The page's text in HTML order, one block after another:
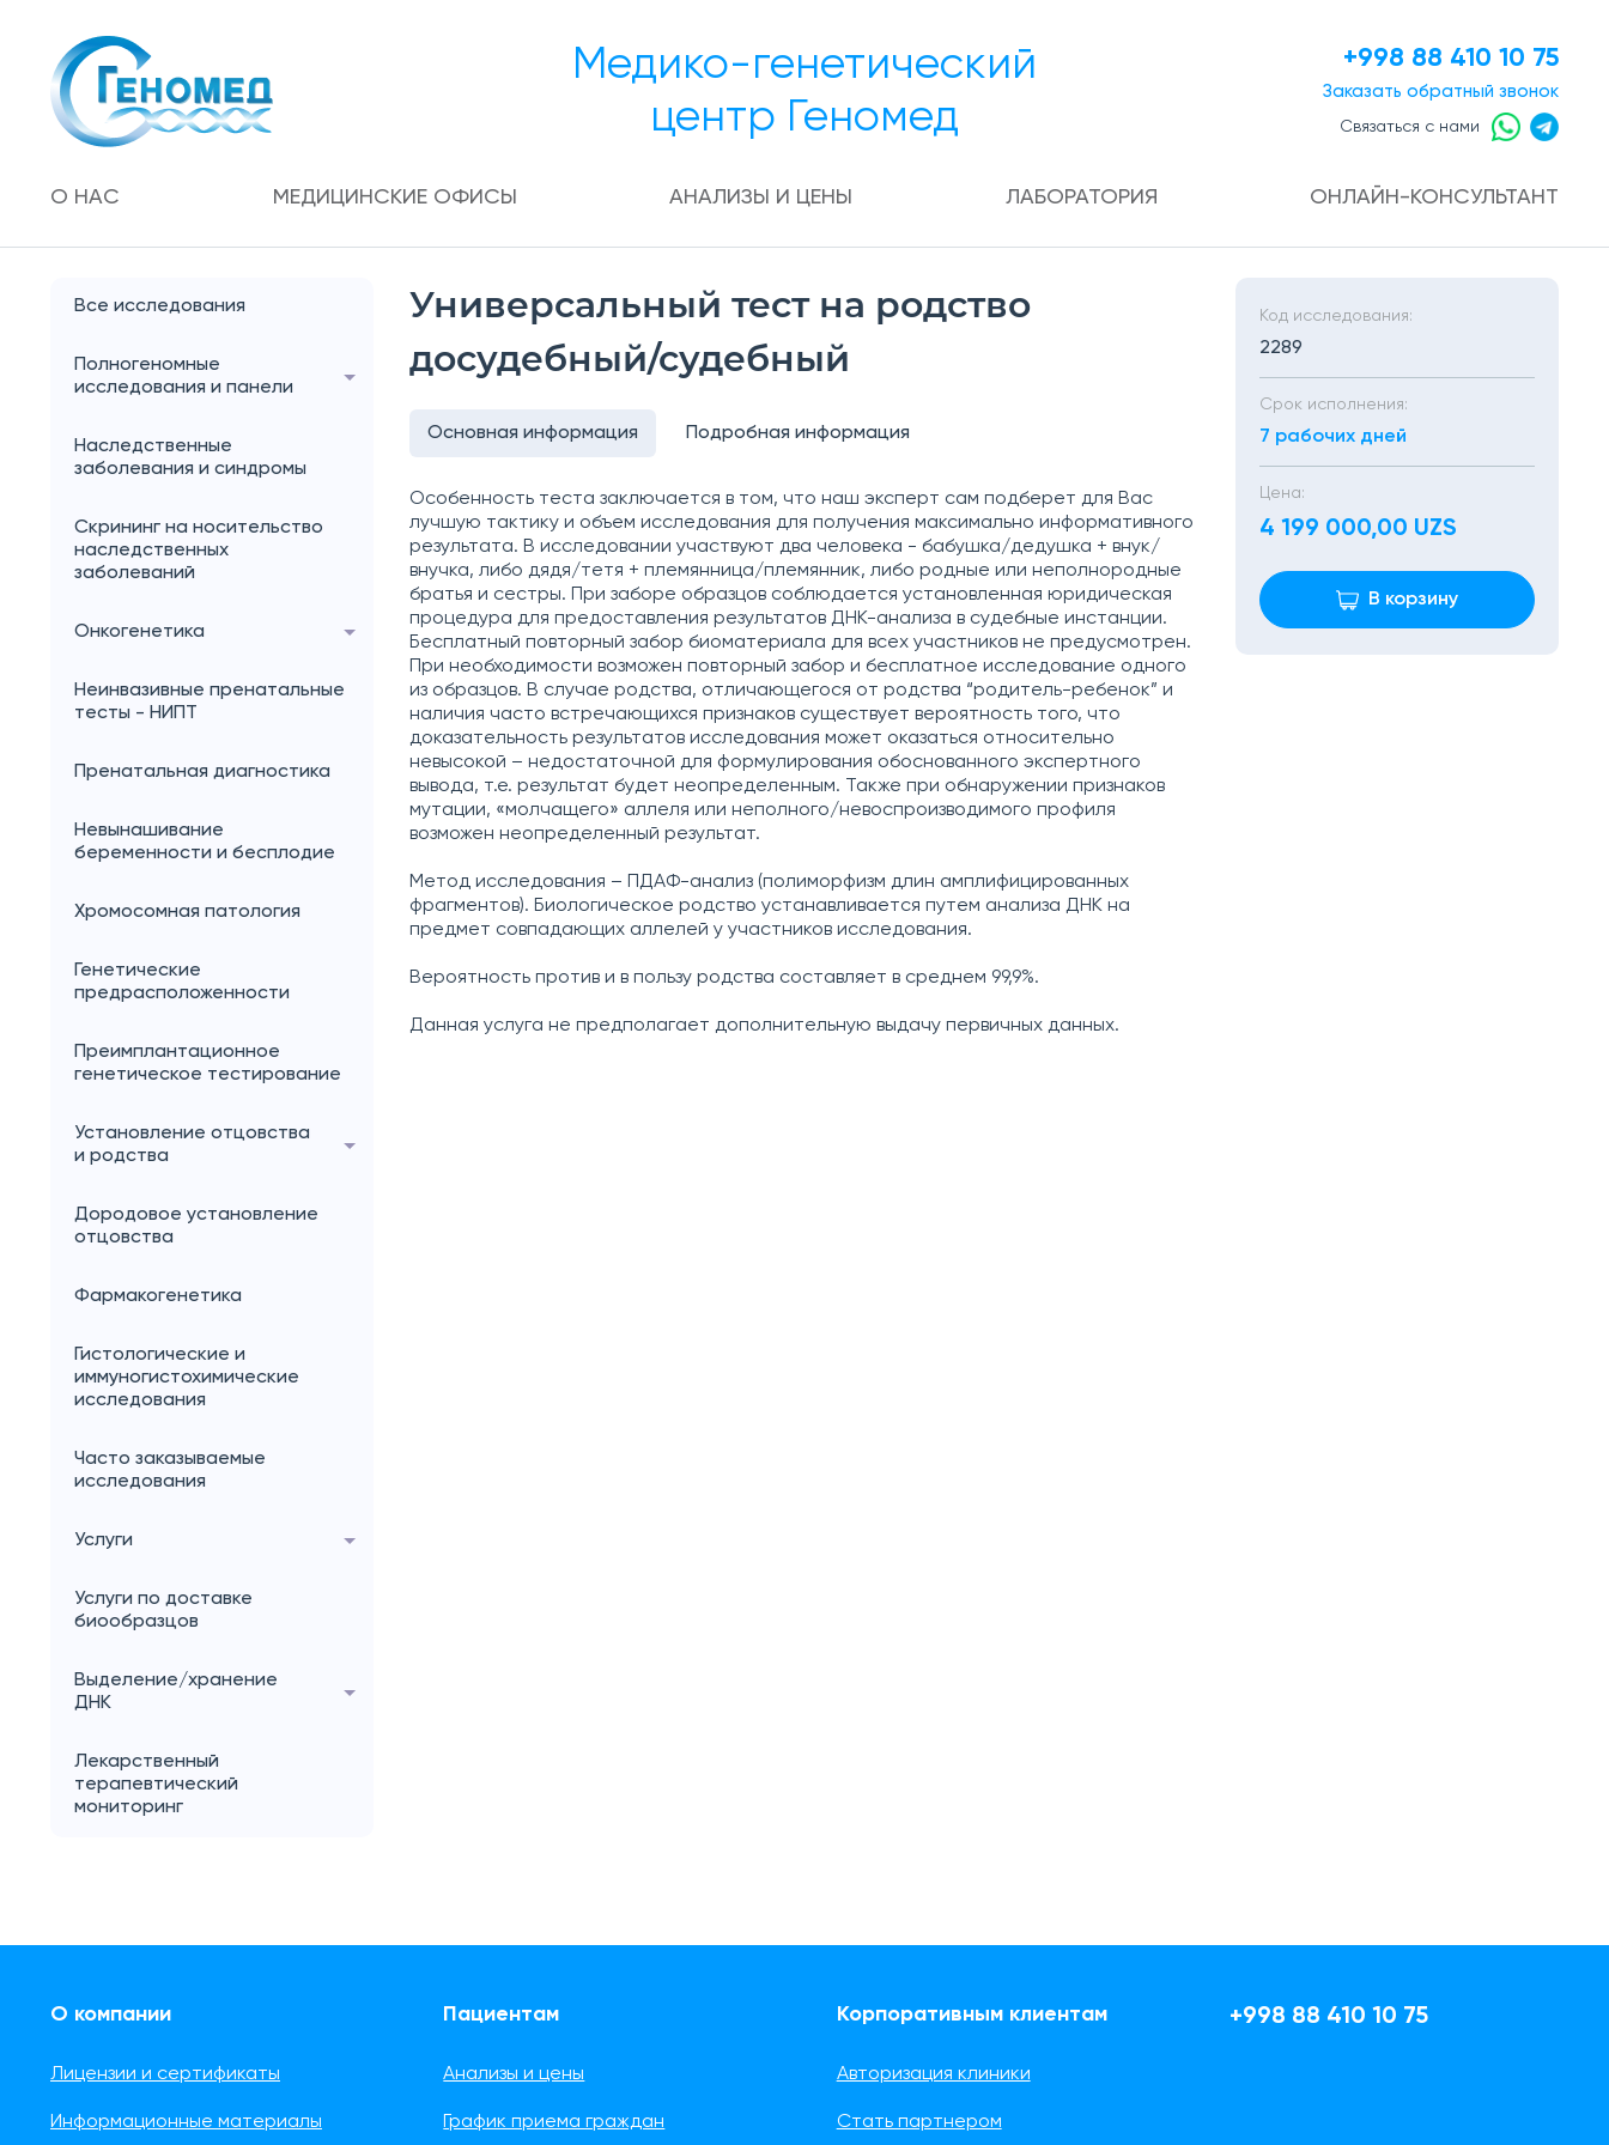
Медико-генетический
центр Геномед
+998 88 410 10 75
Заказать обратный звонок
Связаться с нами
О НАС МЕДИЦИНСКИЕ ОФИСЫ АНАЛИЗЫ И ЦЕНЫ ЛАБОРАТОРИЯ ОНЛАЙН-КОНСУЛЬТАНТ
Все исследования
Полногеномные
исследования и панели
Наследственные
заболевания и синдромы
Скрининг на носительство
наследственных
заболеваний
Онкогенетика
Неинвазивные пренатальные
тесты - НИПТ
Пренатальная диагностика
Невынашивание
беременности и бесплодие
Хромосомная патология
Генетические
предрасположенности
Преимплантационное
генетическое тестирование
Установление отцовства
и родства
Дородовое установление
отцовства
Фармакогенетика
Гистологические и
иммуногистохимические
исследования
Часто заказываемые
исследования
Услуги
Услуги по доставке
биообразцов
Выделение/хранение
ДНК
Лекарственный
терапевтический
мониторинг
Универсальный тест на родство
досудебный/судебный
Основная информация Подробная информация
Особенность теста заключается в том, что наш эксперт сам подберет для Вас
лучшую тактику и объем исследования для получения максимально информативного
результата. В исследовании участвуют два человека - бабушка/дедушка + внук/
внучка, либо дядя/тетя + племянница/племянник, либо родные или неполнородные
братья и сестры. При заборе образцов соблюдается установленная юридическая
процедура для предоставления результатов ДНК-анализа в судебные инстанции.
Бесплатный повторный забор биоматериала для всех участников не предусмотрен.
При необходимости возможен повторный забор и бесплатное исследование одного
из образцов. В случае родства, отличающегося от родства “родитель-ребенок” и
наличия часто встречающихся признаков существует вероятность того, что
доказательность результатов исследования может оказаться относительно
невысокой – недостаточной для формулирования обоснованного экспертного
вывода, т.е. результат будет неопределенным. Также при обнаружении признаков
мутации, «молчащего» аллеля или неполного/невоспроизводимого профиля
возможен неопределенный результат.
Метод исследования – ПДАФ-анализ (полиморфизм длин амплифицированных
фрагментов). Биологическое родство устанавливается путем анализа ДНК на
предмет совпадающих аллелей у участников исследования.
Вероятность против и в пользу родства составляет в среднем 99,9%.
Данная услуга не предполагает дополнительную выдачу первичных данных.
Код исследования:
2289
Срок исполнения:
7 рабочих дней
Цена:
4 199 000,00 UZS
В корзину
О компании
Лицензии и сертификаты
Информационные материалы
Пациентам
Анализы и цены
График приема граждан
Корпоративным клиентам
Авторизация клиники
Стать партнером
+998 88 410 10 75